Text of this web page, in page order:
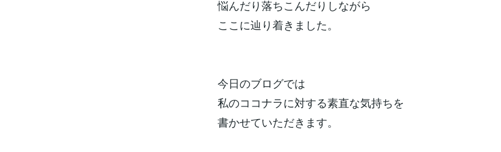
悩んだり落ちこんだりしながら
ここに辿り着きました。
今日のブログでは
私のココナラに対する素直な気持ちを
書かせていただきます。